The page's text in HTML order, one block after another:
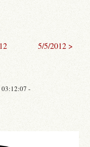
5/5/2012 >
-